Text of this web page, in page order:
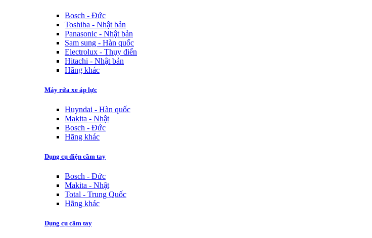
Bosch - Đức
Toshiba - Nhật bản
Panasonic - Nhật bản
Sam sung - Hàn quốc
Electrolux - Thụy điển
Hitachi - Nhật bản
Hãng khác
Máy rửa xe áp lực
Huyndai - Hàn quốc
Makita - Nhật
Bosch - Đức
Hãng khác
Dụng cụ điện cầm tay
Bosch - Đức
Makita - Nhật
Total - Trung Quốc
Hãng khác
Dụng cụ cầm tay